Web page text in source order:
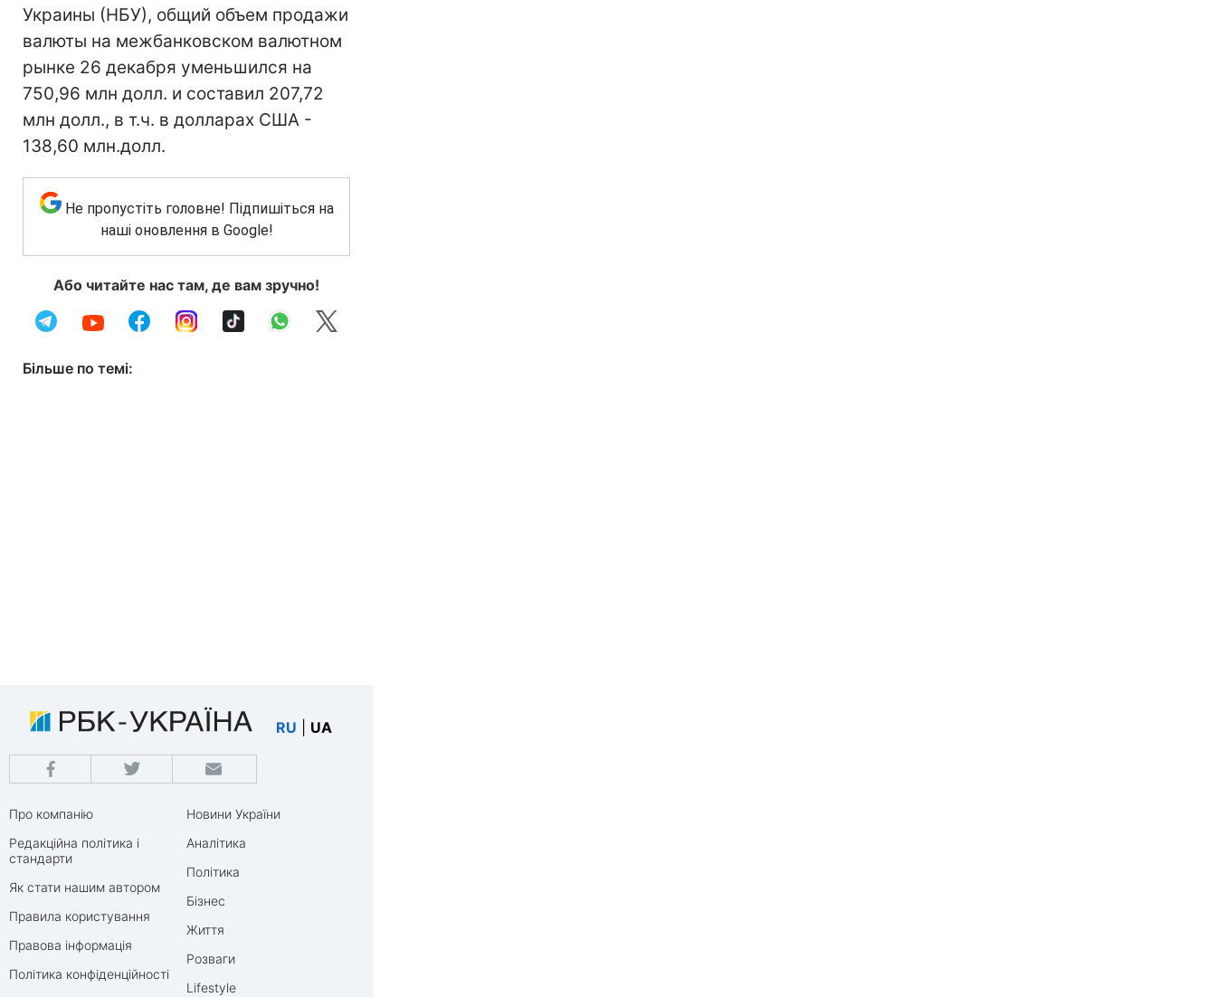
Украины (НБУ), общий объем продажи
валюты на межбанковском валютном
рынке 26 декабря уменьшился на
750,96 млн долл. и составил 207,72
млн долл., в т.ч. в долларах США -
138,60 млн.долл.
Не пропустіть головне! Підпишіться на
наші оновлення в Google!
Або читайте нас там, де вам зручно!
Більше по темі:
RU UA
Про компанію
Редакційна політика і
стандарти
Як стати нашим автором
Правила користування
Правова інформація
Політика конфіденційності
Новини України
Аналітика
Політика
Бізнес
Життя
Розваги
Lifestyle